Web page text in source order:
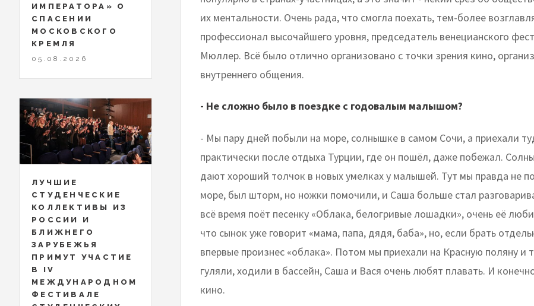
их ментальности. Очень рада, что смогла поехать, тем-более
профессионал высочайшего уровня, председатель венецианского
Мюллер. Всё было отлично организовано с точки зрения кино,
внутреннего общения.
- Не сложно было в поездке с годовалым малышом?
- Мы пару дней побыли на море, солнышке в самом Сочи, а приехали
практически после отдыха Турции, где он пошёл, даже побежал.
дают хороший толчок в новых умелках у малышей. Тут мы правда не
море, был шторм, но ножки помочили, и Саша больше стал
всё время поёт песенку «Облака, белогривые лошадки», очень её
что сынок уже говорит «мама, папа, дядя, баба», но, если брать
впервые произнес «облака». Потом мы приехали на Красную поляну и
гуляли, ходили в бассейн, Саша и Вася очень любят плавать. И
кино.
ИМПЕРАТОРА» О
СПАСЕНИИ
МОСКОВСКОГО
КРЕМЛЯ
05.08.2026
ЛУЧШИЕ
СТУДЕНЧЕСКИЕ
КОЛЛЕКТИВЫ ИЗ
РОССИИ И
БЛИЖНЕГО
ЗАРУБЕЖЬЯ
ПРИМУТ УЧАСТИЕ
В IV
МЕЖДУНАРОДНОМ
ФЕСТИВАЛЕ